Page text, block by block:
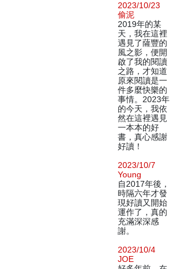
2023/10/23
偷泥
2019年的某
天，我在這裡
遇見了薩豐的
風之影，便開
啟了我的閱讀
之路，才知道
原來閱讀是一
件多麼快樂的
事情。2023年
的今天，我依
然在這裡遇見
一本本的好
書，真心感謝
好讀！
2023/10/7
Young
自2017年後，
時隔六年才發
現好讀又開始
運作了，真的
充滿深深感
謝。
2023/10/4
JOE